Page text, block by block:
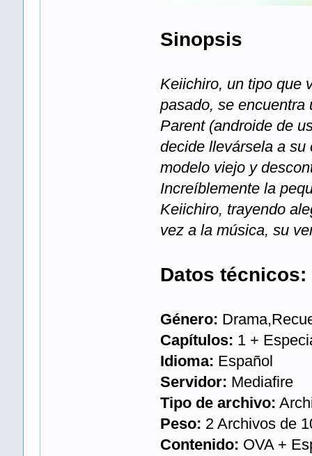
Sinopsis
Keiichiro, un tipo que
pasado, se encuentra
Parent (androide de
decide llevársela a su
modelo viejo y
Increíblemente la
Keiichiro, trayendo
vez a la música, su
Datos técnicos:
Género:
Capítulos: 1 +
Idioma: Español
Servidor: Mediafire
Tipo de archivo:
Peso: 2 Archivos de
Contenido: OVA +